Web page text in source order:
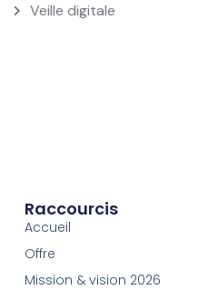
Veille digitale
Raccourcis
Accueil
Offre
Mission & vision 2026